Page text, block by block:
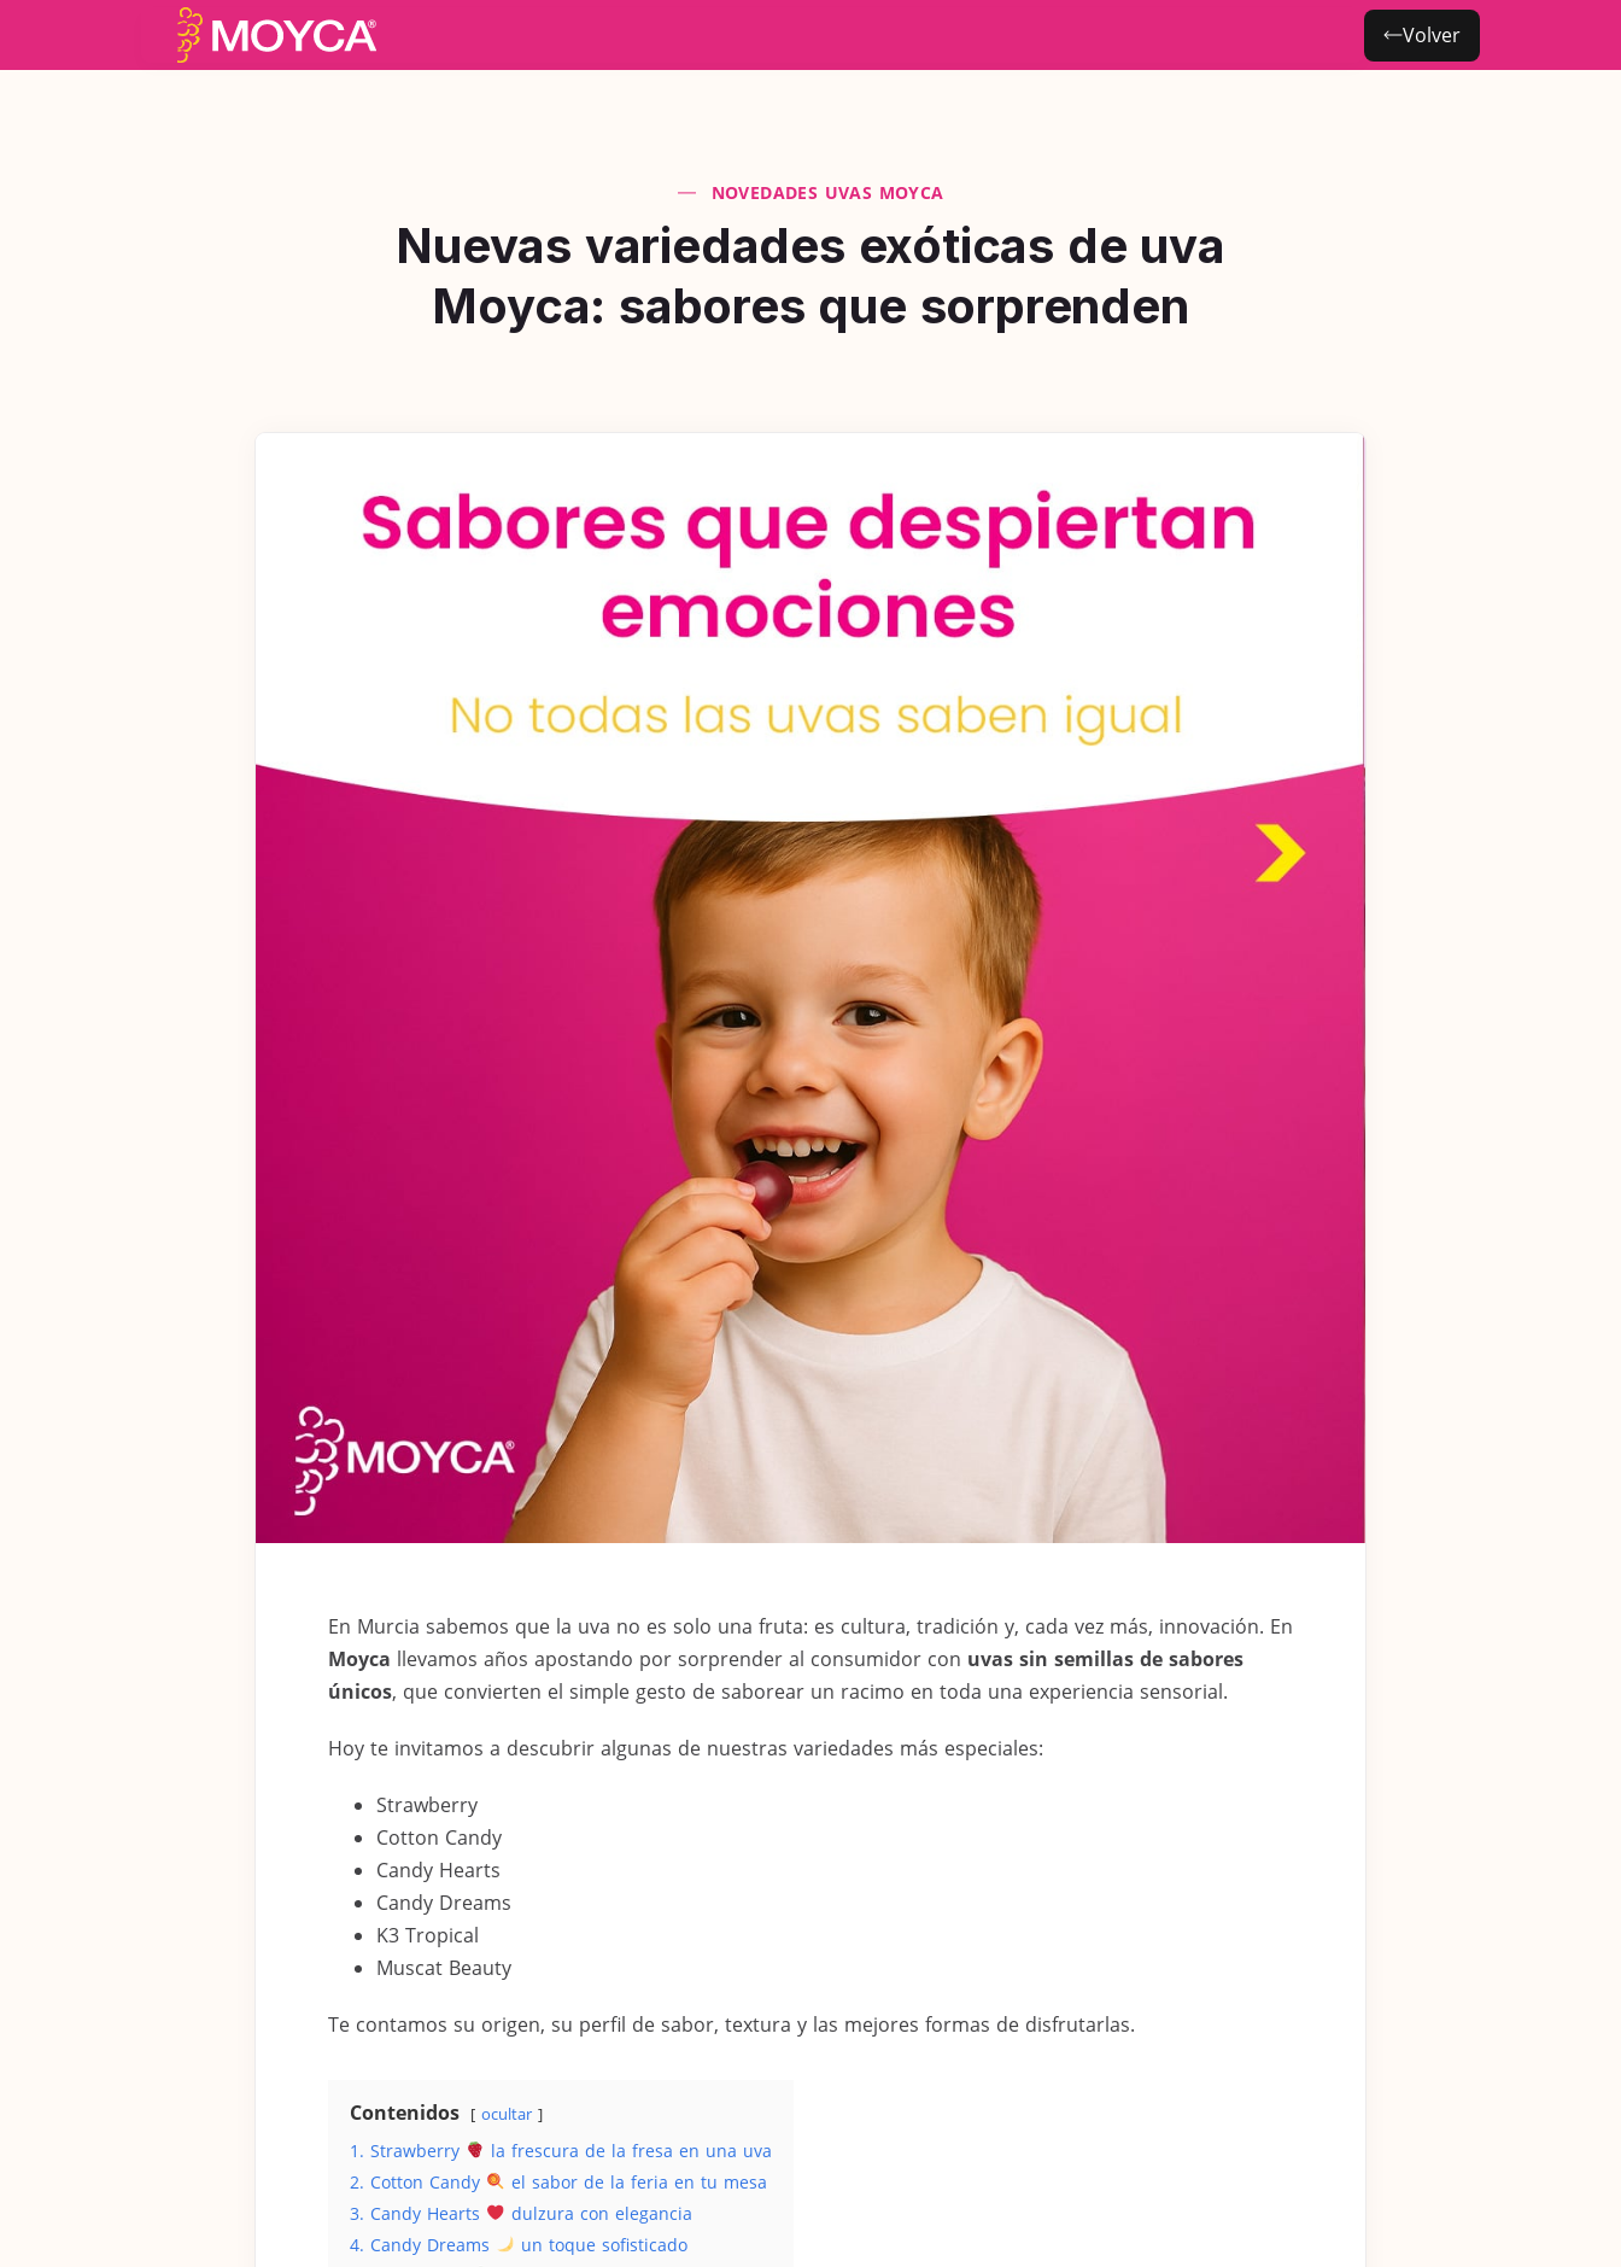
Volver
NOVEDADES UVAS MOYCA
Nuevas variedades exóticas de uva
Moyca: sabores que sorprenden
En Murcia sabemos que la uva no es solo una fruta: es cultura, tradición y, cada vez más, innovación. En
Moyca llevamos años apostando por sorprender al consumidor con uvas sin semillas de sabores
únicos, que convierten el simple gesto de saborear un racimo en toda una experiencia sensorial.
Hoy te invitamos a descubrir algunas de nuestras variedades más especiales:
Strawberry
Cotton Candy
Candy Hearts
Candy Dreams
K3 Tropical
Muscat Beauty
Te contamos su origen, su perfil de sabor, textura y las mejores formas de disfrutarlas.
Contenidos ocultar
1. Strawberry
la frescura de la fresa en una uva
2. Cotton Candy
el sabor de la feria en tu mesa
3. Candy Hearts
dulzura con elegancia
4. Candy Dreams
un toque sofisticado